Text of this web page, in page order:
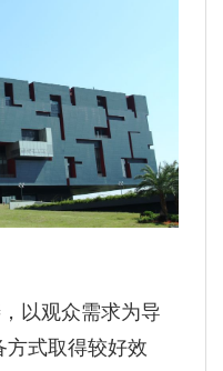
以观众需求为导
方式取得较好效